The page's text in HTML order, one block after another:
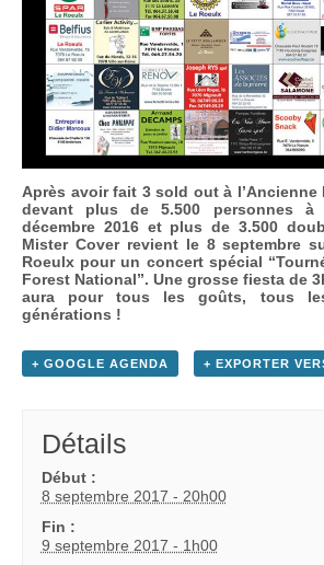
Après avoir fait 3 sold out à
devant plus de 5.500 personnes à
décembre 2016 et plus de 3.500
Mister Cover revient le 8 septembre
Roeulx pour un concert spécial
Forest National”. Une grosse fiesta de
aura pour tous les goûts, tous
générations !
+ GOOGLE AGENDA + EXPORTER
Détails
Début :
8 septembre 2017 - 20h00
Fin :
9 septembre 2017 - 1h00